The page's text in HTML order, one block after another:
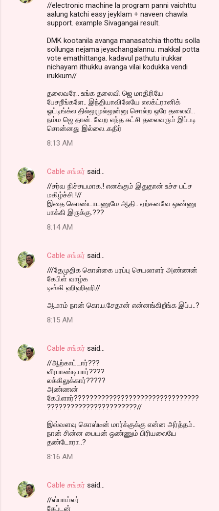
//electronic machine la program panni vaichttu
aalung katchi easy jeyklam + naveen chawla
support. example Sivagangai result.
DMK kootanila avanga manasatchia thottu solla
sollunga nejama jeyachangalannu. makkal potta
vote emathittanga. kadavul pathutu irukkar
nichayam ithukku avanga vilai kodukka vendi
irukkum//
தலைவரே.. உங்க தலைவி ஜெ மாதிரியே
பேசறீங்களே.. இந்தியாவிலேயே எலக்ட்ரானிக்
ஓட்டிங்க்ல தில்லுமுல்லுன்னு சொல்ற ஒரே தலைவி..
நம்ம ஜெ தான். வேற எந்த கட்சி தலைவரும் இப்படி
சொன்னது இல்லை..கதிர்
8:13 AM
Cable சங்கர் said…
//சர்வ நிச்சயமாக.! எனக்கும் இதுதான் உச்ச பட்ச
மகிழ்ச்சி.!//
இதை கொண்டாடணுமே ஆதி.. ஏற்கனவே ஒண்ணு
பாக்கி இருக்கு.???
8:14 AM
Cable சங்கர் said…
///தேமுதிக கொள்கை பரப்பு செயலாளர் அண்ணன்
கேபிள் வாழ்க
டிஸ்கி ஹிஹிஹி//
ஆமாம் நான் கொ.ப.சேதான் என்னங்கிறீங்க இப்ப..?
8:15 AM
Cable சங்கர் said…
//ஆற்காட்டார்???
வீரபாண்டியார்????
லக்கிலுக்கார்?????
அண்ணன்
கேபிளார்????????????????????????????????
???????????????????????//
இவ்வளவு கொஸ்டீன் மார்க்குக்கு என்ன அர்த்தம்..
நான் சின்ன பையன் ஒண்ணும் பிரியலையே
தண்டோரா..?
8:16 AM
Cable சங்கர் said…
//ஸ்பாய்லர்
கேப்டன்